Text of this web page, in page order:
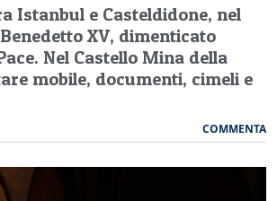
Istanbul e Casteldidone, nel
XV, dimenticato
Nel Castello Mina della
mobile, documenti, cimeli e
COMMENTA